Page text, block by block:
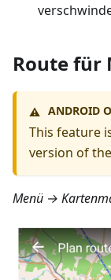
Route für
⚠️ ANDROID
This feature
version of
Menü →